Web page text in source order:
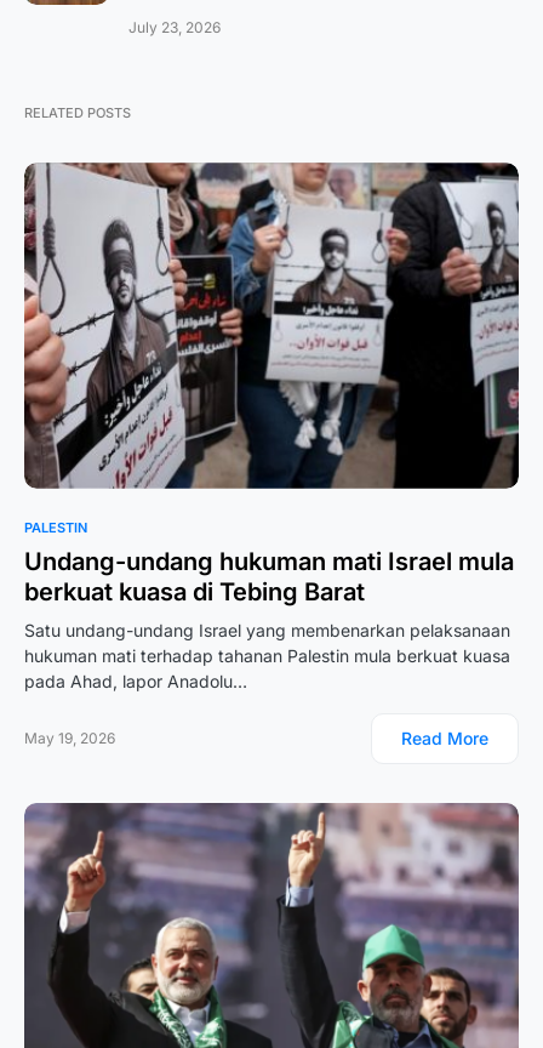
July 23, 2026
RELATED POSTS
PALESTIN
Undang-undang hukuman mati Israel mula
berkuat kuasa di Tebing Barat
Satu undang-undang Israel yang membenarkan pelaksanaan
hukuman mati terhadap tahanan Palestin mula berkuat kuasa
pada Ahad, lapor Anadolu…
May 19, 2026 Read More